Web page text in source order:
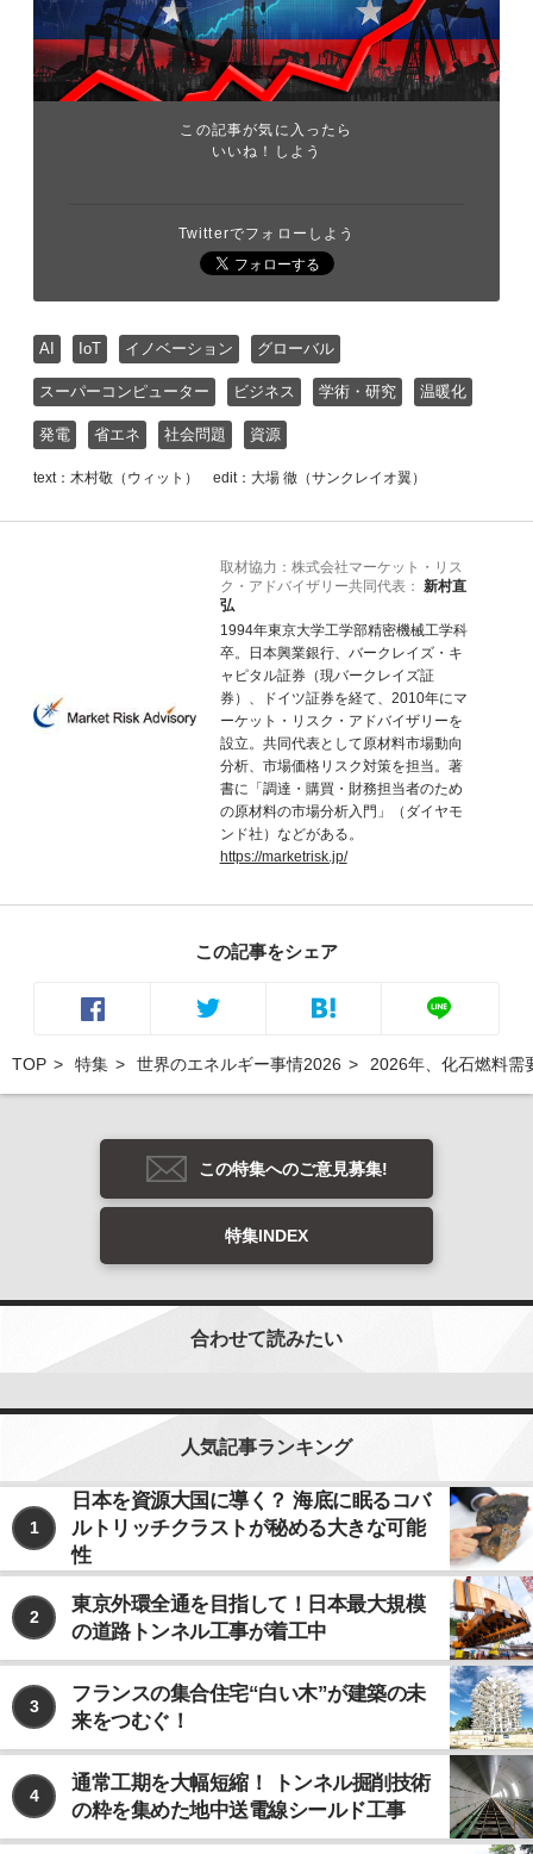
この記事が気に入ったら
いいね！しよう
Twitterでフォローしよう
AI IoT イノベーション グローバル
スーパーコンピューター ビジネス 学術・研究 温暖化
発電 省エネ 社会問題 資源
text：木村敬（ウィット） edit：大場 徹（サンクレイオ翼）
取材協力：株式会社マーケット・リス
ク・アドバイザリー共同代表： 新村直
弘
1994年東京大学工学部精密機械工学科
卒。日本興業銀行、バークレイズ・キ
ャピタル証券（現バークレイズ証
券）、ドイツ証券を経て、2010年にマ
ーケット・リスク・アドバイザリーを
設立。共同代表として原材料市場動向
分析、市場価格リスク対策を担当。著
書に「調達・購買・財務担当者のため
の原材料の市場分析入門」（ダイヤモ
ンド社）などがある。
https://marketrisk.jp/
この記事をシェア
TOP 特集 世界のエネルギー事情2026 2026年、化石燃料需
この特集へのご意見募集!
特集INDEX
合わせて読みたい
人気記事ランキング
1
日本を資源大国に導く？ 海底に眠るコバ
ルトリッチクラストが秘める大きな可能
性
2
東京外環全通を目指して！日本最大規模
の道路トンネル工事が着工中
3
フランスの集合住宅“白い木”が建築の未
来をつむぐ！
4
通常工期を大幅短縮！ トンネル掘削技術
の粋を集めた地中送電線シールド工事